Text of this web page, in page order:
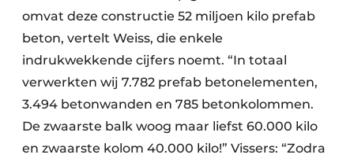
omvat deze constructie 52 miljoen kilo prefab
beton, vertelt Weiss, die enkele
indrukwekkende cijfers noemt. “In totaal
verwerkten wij 7.782 prefab betonelementen,
3.494 betonwanden en 785 betonkolommen.
De zwaarste balk woog maar liefst 60.000 kilo
en zwaarste kolom 40.000 kilo!” Vissers: “Zodra